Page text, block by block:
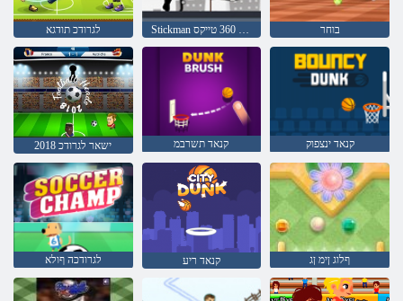
לגרודכ תודגא בוחר
2018 ישאר לגרודכ קנאד תשרבמ קנאד ינצפוק
לגרודכה ףולא קנאד ריע ףלוג ןימ ןג